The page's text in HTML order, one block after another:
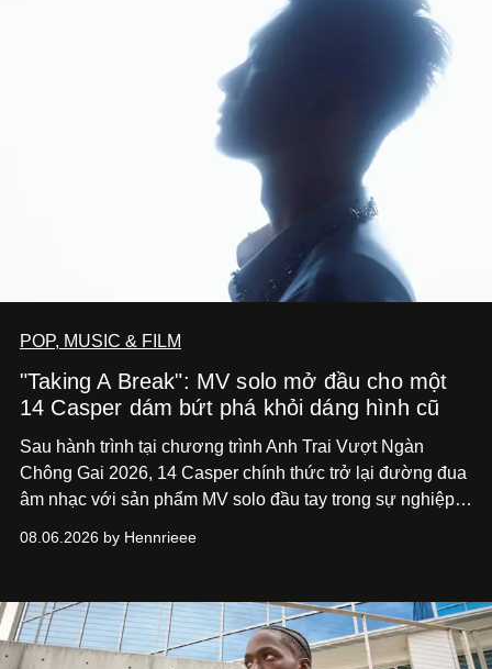
POP, MUSIC & FILM
"Taking A Break": MV solo mở đầu cho một
14 Casper dám bứt phá khỏi dáng hình cũ
Sau hành trình tại chương trình Anh Trai Vượt Ngàn
Chông Gai 2026, 14 Casper chính thức trở lại đường đua
âm nhạc với sản phẩm MV solo đầu tay trong sự nghiệp -
của nam nghệ sĩ khi lần đầu tiên anh trình làng một MV
solo được đầu tư toàn diện từ sáng tác, sản xuất, trình
diễn đến hình ảnh.
08.06.2026 by Hennrieee